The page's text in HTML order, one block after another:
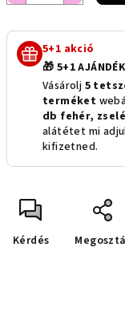
5+1 akció
🎁 5+1
Vásárolj 5
terméket
db fehér,
alátétet mi
kifizetned.
Kérdés